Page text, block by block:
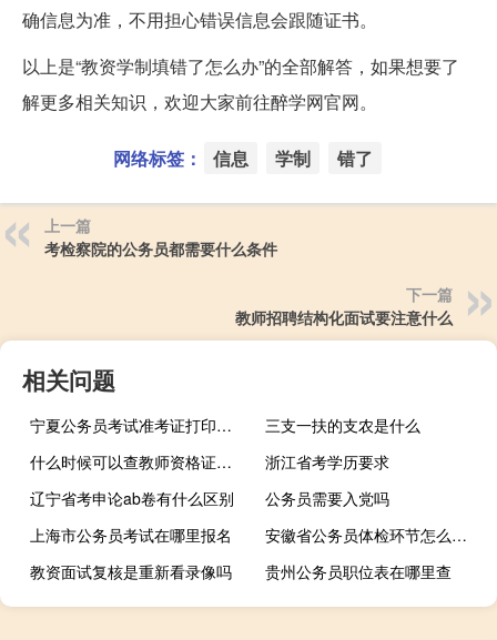
确信息为准，不用担心错误信息会跟随证书。
以上是“教资学制填错了怎么办”的全部解答，如果想要了
解更多相关知识，欢迎大家前往醉学网官网。
网络标签： 信息 学制 错了
上一篇
考检察院的公务员都需要什么条件
下一篇
教师招聘结构化面试要注意什么
相关问题
宁夏公务员考试准考证打印注意事项
三支一扶的支农是什么
什么时候可以查教师资格证成绩
浙江省考学历要求
辽宁省考申论ab卷有什么区别
公务员需要入党吗
上海市公务员考试在哪里报名
安徽省公务员体检环节怎么进行
教资面试复核是重新看录像吗
贵州公务员职位表在哪里查